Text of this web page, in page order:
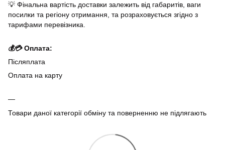
💡 Фінальна вартість доставки залежить від габаритів, ваги
посилки та регіону отримання, та розраховується згідно з
тарифами перевізника.
💰💳 Оплата:
Післяплата
Оплата на карту
Товари даної категорії обміну та поверненню не підлягають